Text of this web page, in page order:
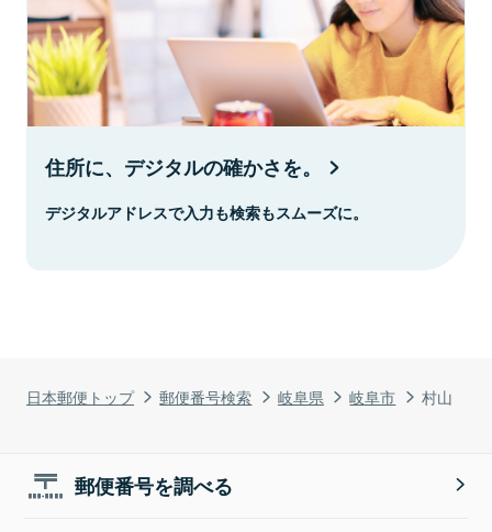
日本郵便トップ 郵便番号検索 岐阜県 岐阜市 村山
住所に、デジタルの確かさを。
デジタルアドレスで入力も検索もスムーズに。
郵便番号を調べる